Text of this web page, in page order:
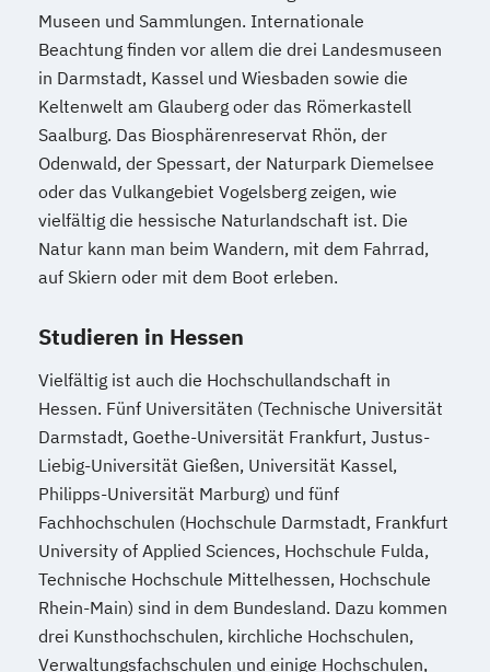
Museen und Sammlungen. Internationale
Beachtung finden vor allem die drei Landesmuseen
in Darmstadt, Kassel und Wiesbaden sowie die
Keltenwelt am Glauberg oder das Römerkastell
Saalburg. Das Biosphärenreservat Rhön, der
Odenwald, der Spessart, der Naturpark Diemelsee
oder das Vulkangebiet Vogelsberg zeigen, wie
vielfältig die hessische Naturlandschaft ist. Die
Natur kann man beim Wandern, mit dem Fahrrad,
auf Skiern oder mit dem Boot erleben.
Studieren in Hessen
Vielfältig ist auch die Hochschullandschaft in
Hessen. Fünf Universitäten (Technische Universität
Darmstadt, Goethe-Universität Frankfurt, Justus-
Liebig-Universität Gießen, Universität Kassel,
Philipps-Universität Marburg) und fünf
Fachhochschulen (Hochschule Darmstadt, Frankfurt
University of Applied Sciences, Hochschule Fulda,
Technische Hochschule Mittelhessen, Hochschule
Rhein-Main) sind in dem Bundesland. Dazu kommen
drei Kunsthochschulen, kirchliche Hochschulen,
Verwaltungsfachschulen und einige Hochschulen,